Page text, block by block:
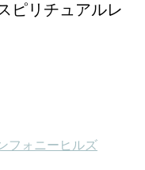
ピリチュアルレ
フォニーヒルズ